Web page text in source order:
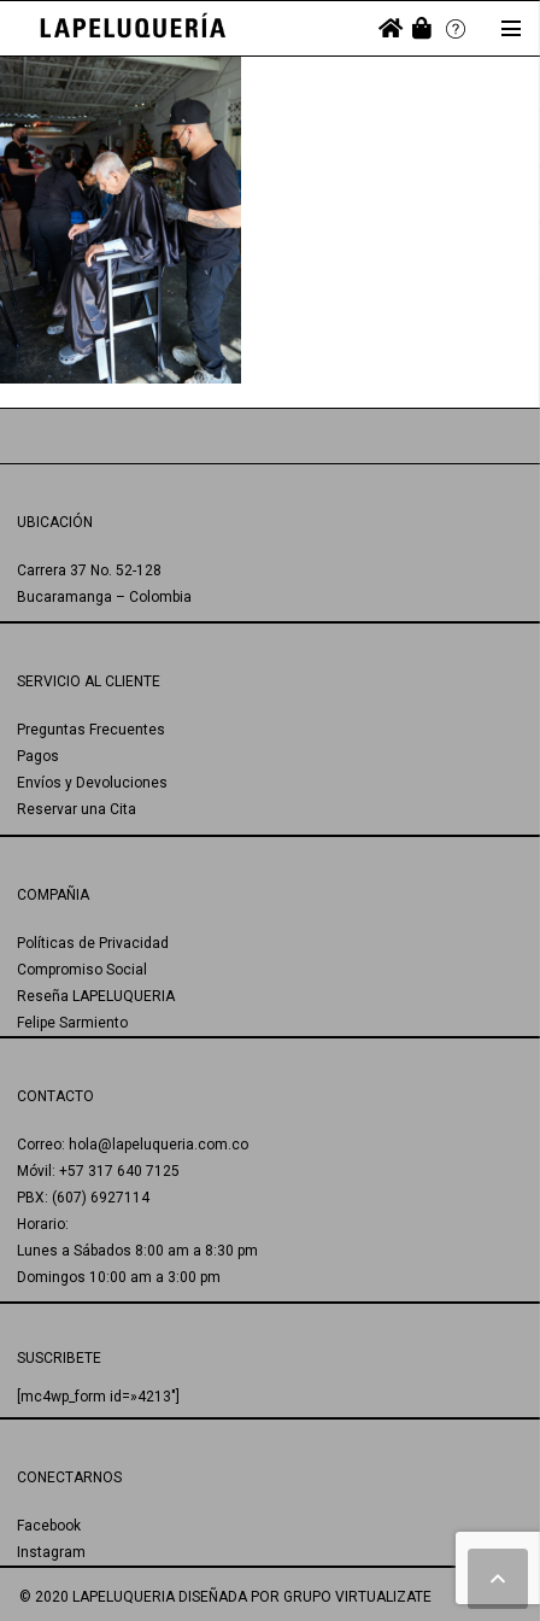
UBICACIÓN
Carrera 37 No. 52-128
Bucaramanga – Colombia
SERVICIO AL CLIENTE
Preguntas Frecuentes
Pagos
Envíos y Devoluciones
Reservar una Cita
COMPAÑIA
Políticas de Privacidad
Compromiso Social
Reseña LAPELUQUERIA
Felipe Sarmiento
CONTACTO
Correo: hola@lapeluqueria.com.co
Móvil: +57 317 640 7125
PBX: (607) 6927114
Horario:
Lunes a Sábados 8:00 am a 8:30 pm
Domingos 10:00 am a 3:00 pm
SUSCRIBETE
[mc4wp_form id=»4213″]
CONECTARNOS
Facebook
Instagram
© 2020 LAPELUQUERIA DISEÑADA POR GRUPO VIRTUALIZATE